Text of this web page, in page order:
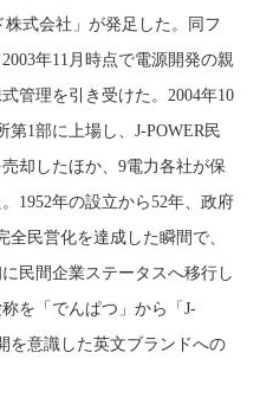
株式会社」が発足した。同フ
年11月時点で電源開発の親
管理を引き受けた。2004年10
1部に上場し、J-POWER民
却したほか、9電力各社が保
1952年の設立から52年、政府
民営化を達成した瞬間で、
民間企業ステータスへ移行し
を「でんぱつ」から「J-
を意識した英文ブランドへの